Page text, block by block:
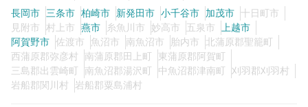
長岡市 三条市 柏崎市 新発田市 小千谷市 加茂市
十日町市
見附市
村上市 燕市 糸魚川市 妙高市 五泉市
上越市
阿賀野市
佐渡市 魚沼市 南魚沼市 胎内市
北蒲原郡聖籠町
西蒲原郡弥彦村
南蒲原郡田上町
東蒲原郡阿賀町
三島郡出雲崎町
南魚沼郡湯沢町 中魚沼郡津南町
刈羽郡刈羽村
岩船郡関川村
岩船郡粟島浦村